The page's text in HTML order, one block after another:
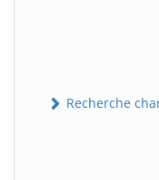
Recherche